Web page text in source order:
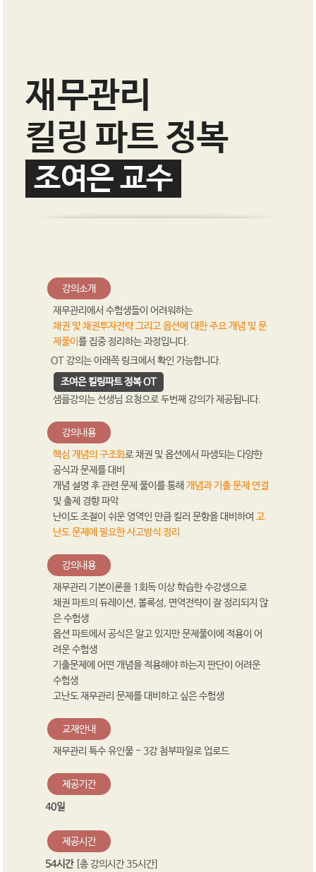
재무관리
킬링 파트 정복
조여은 교수
강의소개
재무관리에서 수험생들이 어려워하는
채권 및 채권투자전략 그리고 옵션에 대한 주요 개념 및 문
제풀이를 집중 정리하는 과정입니다.
OT 강의는 아래쪽 링크에서 확인 가능합니다.
조여은 킬링파트 정복 OT
샘플강의는 선생님 요청으로 두번째 강의가 제공됩니다.
강의내용
핵심 개념의 구조화로 채권 및 옵션에서 파생되는 다양한
공식과 문제를 대비
개념 설명 후 관련 문제 풀이를 통해개념과 기출 문제 연결
및 출제 경향 파악
난이도 조절이 쉬운 영역인 만큼 킬러 문항을 대비하여고
난도 문제에 필요한 사고방식 정리
강의내용
재무관리 기본이론을 1회독 이상 학습한 수강생으로
채권 파트의 듀레이션, 볼록성, 면역전략이 잘 정리되지 않
은 수험생
옵션 파트에서 공식은 알고 있지만 문제풀이에 적용이 어
려운 수험생
기출문제에 어떤 개념을 적용해야 하는지 판단이 어려운
수험생
고난도 재무관리 문제를 대비하고 싶은 수험생
교재안내
재무관리 특수 유인물 - 3강 첨부파일로 업로드
제공기간
40일
제공시간
54시간[총 강의시간 35시간]